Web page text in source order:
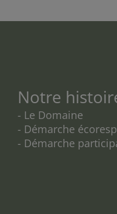
Notre
- Le Domaine
- Démarche
- Démarche